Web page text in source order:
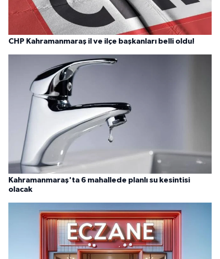
CHP Kahramanmaraş il ve ilçe başkanları belli oldu!
Kahramanmaraş'ta 6 mahallede planlı su kesintisi
olacak